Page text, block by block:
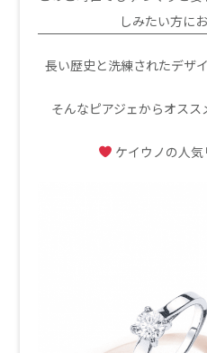
しみたい方に
長い歴史と洗練されたデザ
そんなピアジェからオス
ケイウノの人